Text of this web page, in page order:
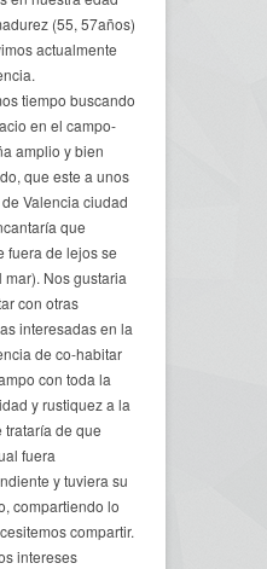
(55, 57años)
actualmente
tiempo buscando
en el campo-
amplio y bien
que este a unos
Valencia ciudad
que
fuera de lejos se
mar). Nos gustaria
con otras
interesadas en la
de co-habitar
con toda la
y rustiquez a la
trataría de que
fuera
y tuviera su
compartiendo lo
compartir.
intereses